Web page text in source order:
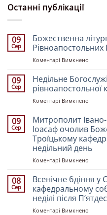
Останні публікації
09
Сер
Божественна
Коментарі Вимкнено
літургія
у
церкві
Олени»
09
Сер
Недільне
рівноапостольної
Коментарі Вимкнено
у
храмі
«Святої
09
Сер
Митрополит
Іоасаф очолив
Троїцькому
недільний день
Коментарі Вимкнено
Івано-
і
08
Сер
Всенічне бдіння у
кафедральному
неділі після
Коментарі Вимкнено